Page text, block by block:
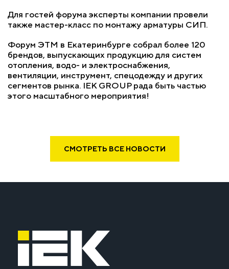
Для гостей форума эксперты компании провели
также мастер-класс по монтажу арматуры СИП.
Форум ЭТМ в Екатеринбурге собрал более 120
брендов, выпускающих продукцию для систем
отопления, водо- и электроснабжения,
вентиляции, инструмент, спецодежду и других
сегментов рынка. IEK GROUP рада быть частью
этого масштабного мероприятия!
СМОТРЕТЬ ВСЕ НОВОСТИ